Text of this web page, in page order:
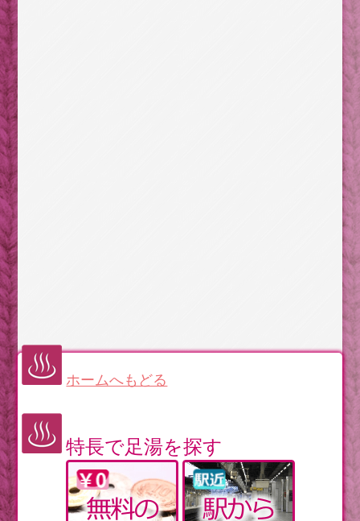
ホームへもどる
特長で足湯を探す